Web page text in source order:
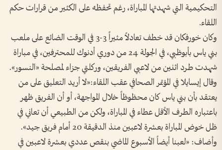
التحكيمية التي شهدتها المباراة، رغم تحفظه على الكثير من قرارات حكم
اللقاء.
وكان خورفكان قد خطف تعادلاً مثيراً 3-3 في الوقت الضائع على ملعب
بني ياس بأبوظبي، في الجولة 24 من دوري أدنوك للمحترفين، في مباراة
شهدت طرد اثنين من لاعبي الفريقين، وركلتي جزاء لمصلحة «النسور».
وقال إيسايلا في المؤتمر الصحافي عقب اللقاء:«لا أريد التعليق على من
يعتقد بأن بني ياس كان محظوظاً خلال المواجهة، أو أن الفريق ظهر
باعتباره الطرف الأقل عطاء في المباراة، ولكن من الطبيعي أن تعاني في
ظل خوض المباراة بعشرة لاعبين منذ الدقيقة 20 أمام فريق جيد».
وأضاف: «لعبنا أيضاً الأسبوع الماضي بنقص عددي بعشرة لاعبين في